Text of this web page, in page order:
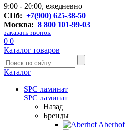
9:00 - 20:00, ежедневно
СПб: +7(900) 625-38-50
Москва: 8 800 101-99-03
заказать звонок
0 0
Каталог товаров
Каталог
SPC ламинат
SPC ламинат
Назад
Бренды
Aberhof